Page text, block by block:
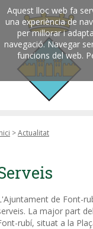
Aquest lloc web fa
una experiència de
per millorar i
navegació. Navegar
funcions del web.
>Actualitat
de Font-
La major part
rubí, situat a la